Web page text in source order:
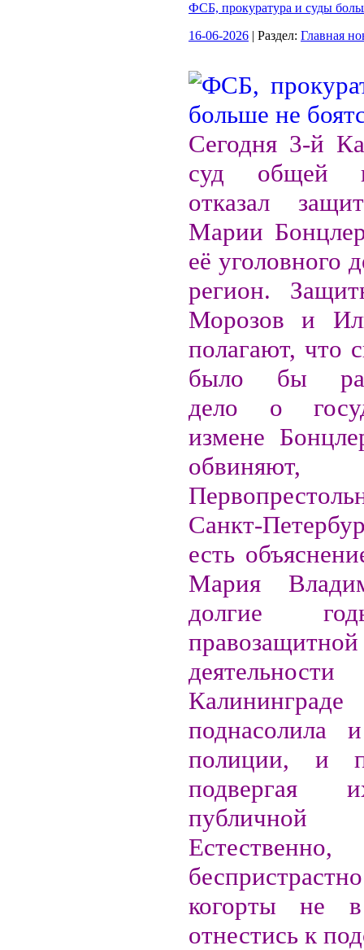
ФСБ, прокуратура и суды
16-06-2026 | Раздел: Главная
Сегодня 3-й
суд общей
отказал
Марии
её уголовного
регион.
Морозов и
полагают, что
было бы
дело о
измене
Санкт-
есть
Мария
долгие
правозащитной
поднасолила
полиции, и
подвергая
публичной
Естественно,
когорты не в
отнестись к